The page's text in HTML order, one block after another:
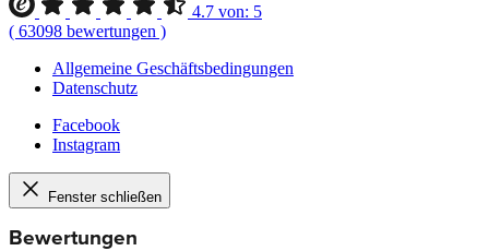
4.7 von: 5
( 63098 bewertungen )
Allgemeine Geschäftsbedingungen
Datenschutz
Facebook
Instagram
Fenster schließen